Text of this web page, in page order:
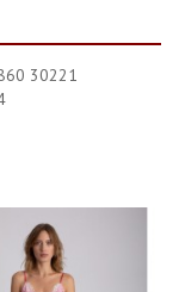
30221